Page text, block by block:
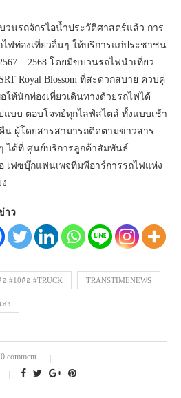
วนรถจักรไอน้ำประวัติศาสตร์แล้ว การ
ฟท่องเที่ยวอื่นๆ ให้บริการแก่ประชาชน
– 2568 โดยมีขบวนรถไฟนำเที่ยว
Royal Blossom ที่สะดวกสบาย ควบคู่
ให้นักท่องเที่ยวเดินทางด้วยรถไฟได้
แบบ ตอบโจทย์ทุกไลฟ์สไตล์ ทั้งแบบเช้า
น ผู้โดยสารสามารถติดตามข่าวสาร
ได้ที่ ศูนย์บริการลูกค้าสัมพันธ์
เฟซบุ๊กแฟนเพจทีมพีอาร์การรถไฟแห่ง
าว
#10ล้อ #TRUCK TRANSTIMENEWS
ง
0 comment